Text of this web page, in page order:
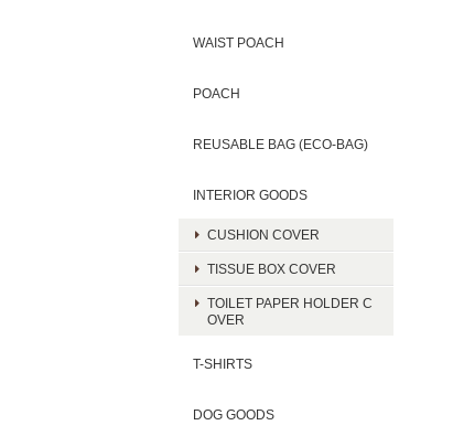
WAIST POACH
POACH
REUSABLE BAG (ECO-BAG)
INTERIOR GOODS
CUSHION COVER
TISSUE BOX COVER
TOILET PAPER HOLDER C
OVER
T-SHIRTS
DOG GOODS